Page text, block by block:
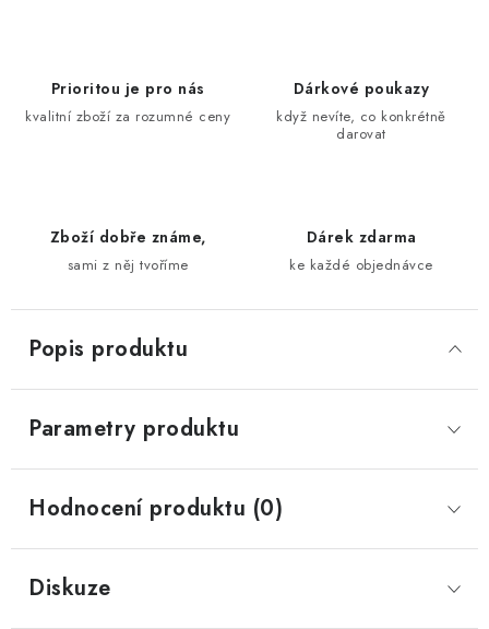
Prioritou je pro nás
kvalitní zboží za rozumné ceny
Dárkové poukazy
když nevíte, co konkrétně
darovat
Zboží dobře známe,
sami z něj tvoříme
Dárek zdarma
ke každé objednávce
Popis produktu
Parametry produktu
Hodnocení produktu (0)
Diskuze